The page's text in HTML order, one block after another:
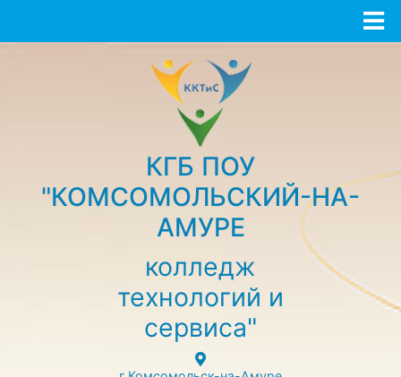
КГБ ПОУ
"КОМСОМОЛЬСКИЙ-НА-
АМУРЕ
колледж
технологий и
сервиса"